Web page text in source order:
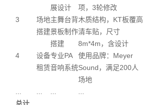
展设计
项，3轮修改
3
场地
搭建
主舞台背
景板制作
搭建
木质结构，KT板覆高
清车贴，尺寸
8m*4m，含设计
4
设备
租赁
专业PA
音响系统
使用品牌：Meyer
Sound，满足200人
场地